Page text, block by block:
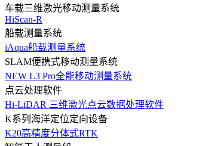
车载三维激光移动测量系统
HiScan-R
船载测量系统
iAqua船载测量系统
SLAM便携式移动测量系统
NEW L3 Pro全能移动测量系统
点云处理软件
Hi-LiDAR 三维激光点云数据处理软件
K系列海洋定位定向设备
K20高精度分体式RTK